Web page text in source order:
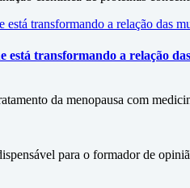
transformando a relação
da menopausa com
para o formador de